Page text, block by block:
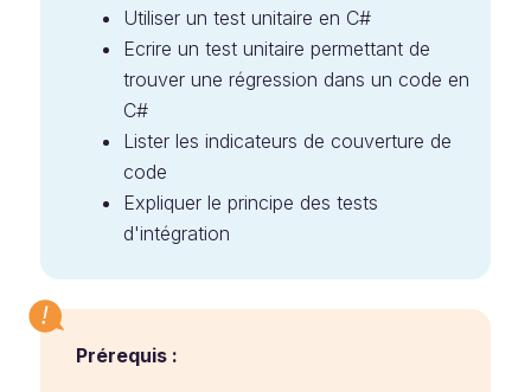
Utiliser un test unitaire en C#
Ecrire un test unitaire permettant de
trouver une régression dans un code en
C#
Lister les indicateurs de couverture de
code
Expliquer le principe des tests
d'intégration
Prérequis :